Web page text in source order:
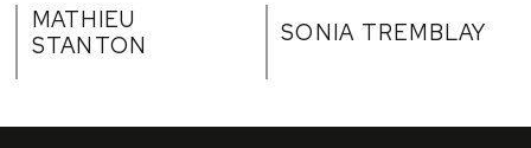
MATHIEU
STANTON
SONIA TREMBLAY